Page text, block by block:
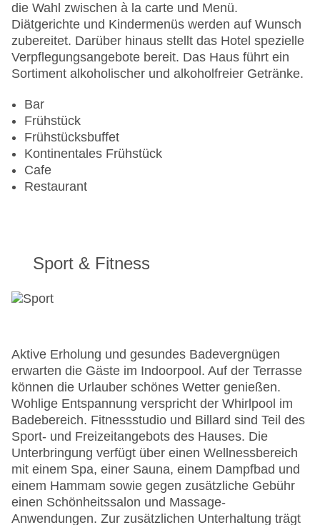
die Wahl zwischen à la carte und Menü.
Diätgerichte und Kindermenüs werden auf Wunsch
zubereitet. Darüber hinaus stellt das Hotel spezielle
Verpflegungsangebote bereit. Das Haus führt ein
Sortiment alkoholischer und alkoholfreier Getränke.
Bar
Frühstück
Frühstücksbuffet
Kontinentales Frühstück
Cafe
Restaurant
Sport & Fitness
Aktive Erholung und gesundes Badevergnügen
erwarten die Gäste im Indoorpool. Auf der Terrasse
können die Urlauber schönes Wetter genießen.
Wohlige Entspannung verspricht der Whirlpool im
Badebereich. Fitnessstudio und Billard sind Teil des
Sport- und Freizeitangebots des Hauses. Die
Unterbringung verfügt über einen Wellnessbereich
mit einem Spa, einer Sauna, einem Dampfbad und
einem Hammam sowie gegen zusätzliche Gebühr
einen Schönheitssalon und Massage-
Anwendungen. Zur zusätzlichen Unterhaltung trägt